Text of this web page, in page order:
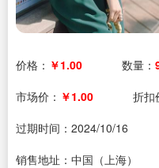
价格： ￥1.00 数量：
市场价： ￥1.00 折扣
过期时间： 2024/10/16
销售地址：中国（上海）